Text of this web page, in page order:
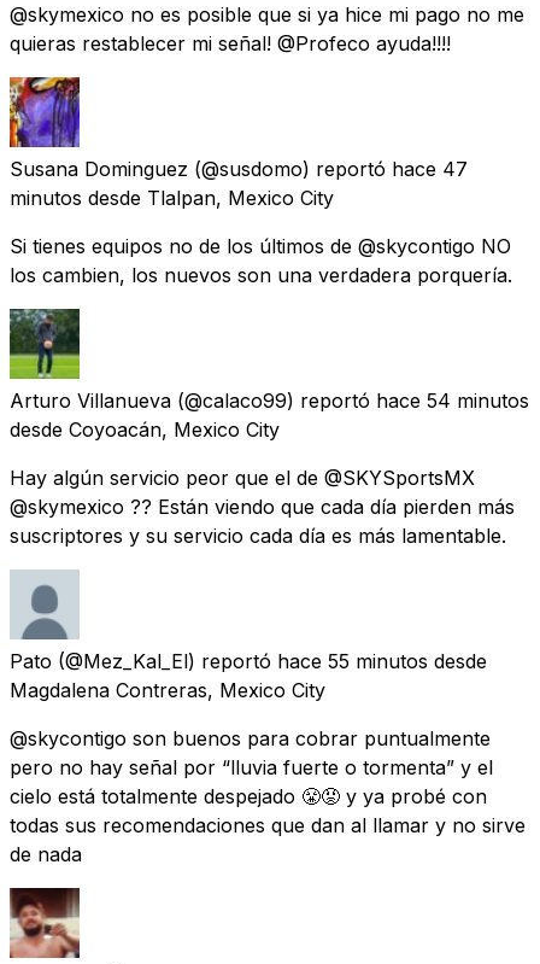
@skymexico no es posible que si ya hice mi pago no me
quieras restablecer mi señal! @Profeco ayuda!!!!
Susana Dominguez (@susdomo) reportó hace 47
minutos desde Tlalpan, Mexico City
Si tienes equipos no de los últimos de @skycontigo NO
los cambien, los nuevos son una verdadera porquería.
Arturo Villanueva (@calaco99) reportó hace 54 minutos
desde Coyoacán, Mexico City
Hay algún servicio peor que el de @SKYSportsMX
@skymexico ?? Están viendo que cada día pierden más
suscriptores y su servicio cada día es más lamentable.
Pato (@Mez_Kal_El) reportó hace 55 minutos desde
Magdalena Contreras, Mexico City
@skycontigo son buenos para cobrar puntualmente
pero no hay señal por “lluvia fuerte o tormenta” y el
cielo está totalmente despejado 😤😡 y ya probé con
todas sus recomendaciones que dan al llamar y no sirve
de nada